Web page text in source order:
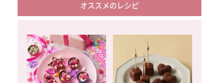
オススメのレシピ